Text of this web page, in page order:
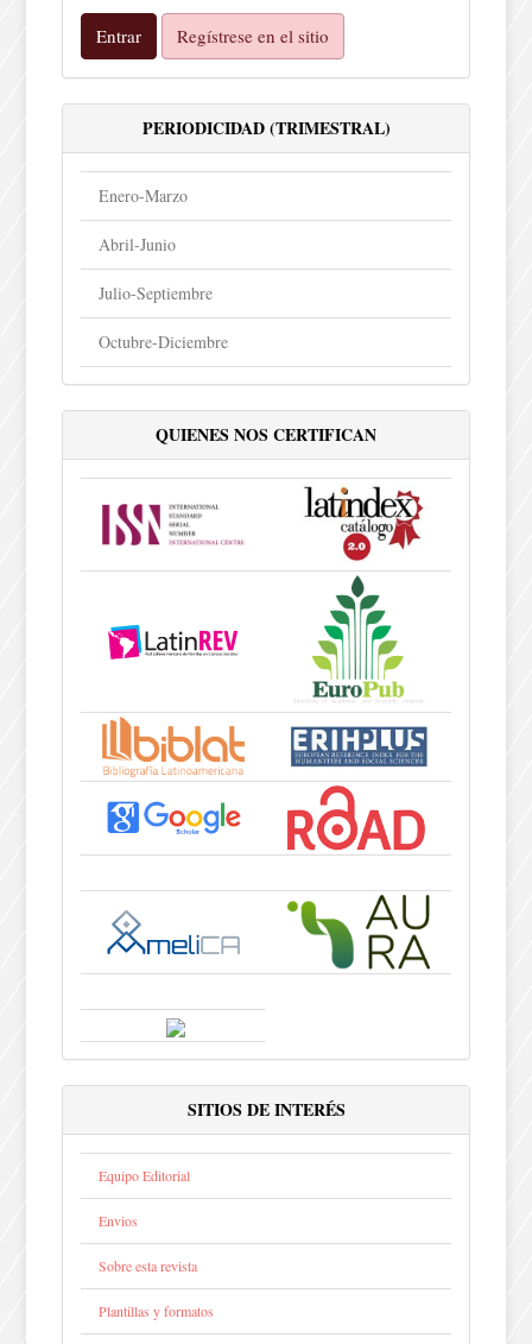
Entrar Regístrese en el sitio
PERIODICIDAD (TRIMESTRAL)
Enero-Marzo
Abril-Junio
Julio-Septiembre
Octubre-Diciembre
QUIENES NOS CERTIFICAN
SITIOS DE INTERÉS
Equipo Editorial
Envios
Sobre esta revista
Plantillas y formatos